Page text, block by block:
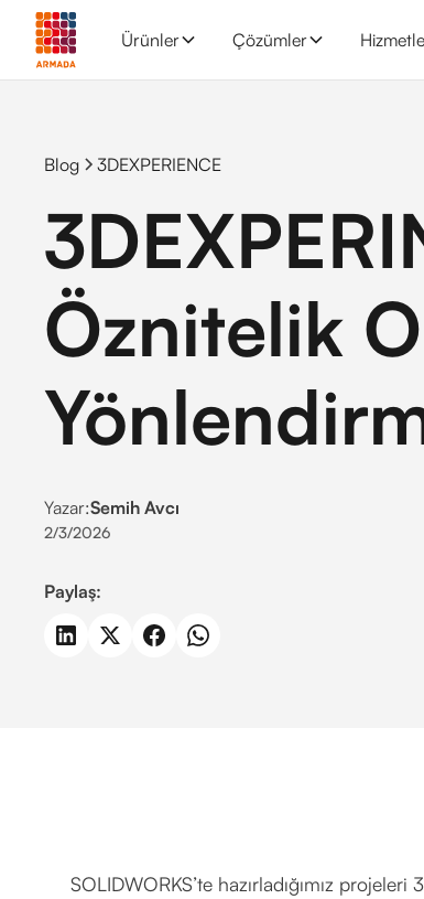
Ürünler Çözümler
Blog 3DEXPERIENCE
Öznitelik
Yazar:Semih Avcı
2/3/2026
Paylaş:
SOLIDWORKS’te hazırladığımız